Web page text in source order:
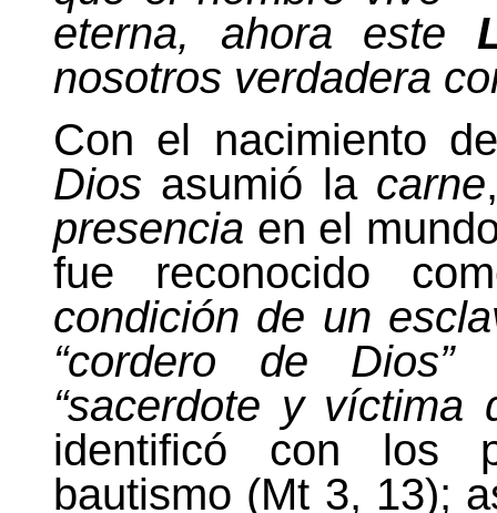
eterna, ahora este
nosotros verdadera
Con el nacimiento
Dios asumió la carne
presencia en el
fue reconocido
condición de un
“cordero de Dios”
“sacerdote y víctima
identificó con los
bautismo (Mt 3, 13);